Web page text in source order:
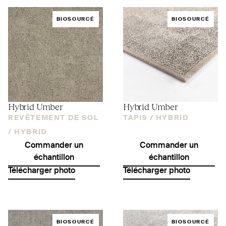
BIOSOURCÉ
Hybrid Umber
REVÊTEMENT DE SOL
/
HYBRID
Commander un
échantillon
Télécharger photo
BIOSOURCÉ
Hybrid Umber
TAPIS / HYBRID
Commander un
échantillon
Télécharger photo
BIOSOURCÉ BIOSOURCÉ